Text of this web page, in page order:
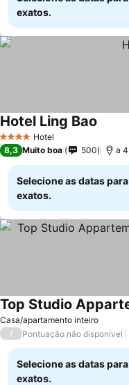
exatos.
4 EstrelasHotel
Hotel Ling Bao
8,3 Muito boa 500 a
Selecione as datas
exatos.
Casa/apartamento inteiro
/ Pontuação não disponível
Selecione as datas
exatos.